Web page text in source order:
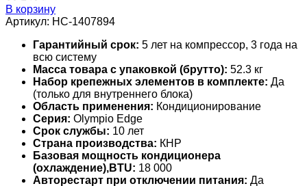
В корзину
Артикул: НС-1407894
Гарантийный срок: 5 лет на компрессор, 3 года на
всю систему
Масса товара с упаковкой (брутто): 52.3 кг
Набор крепежных элементов в комплекте: Да
(только для внутреннего блока)
Область применения: Кондиционирование
Серия: Olympio Edge
Срок службы: 10 лет
Страна производства: КНР
Базовая мощность кондиционера
(охлаждение),BTU: 18 000
Авторестарт при отключении питания: Да